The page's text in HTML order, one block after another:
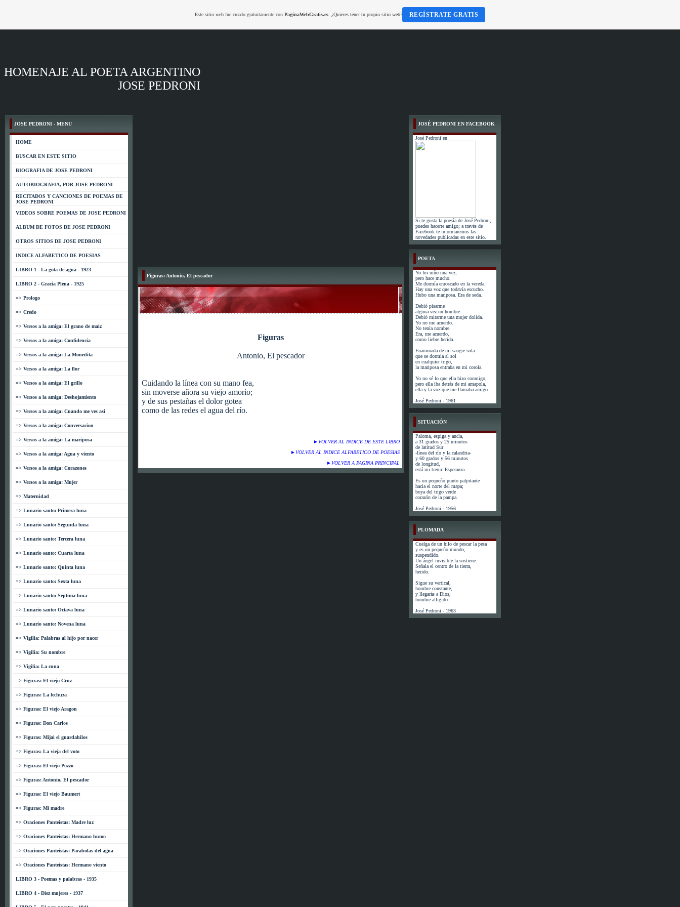
HOMENAJE AL POETA ARGENTINO
JOSE PEDRONI
JOSE PEDRONI - MENU
HOME
BUSCAR EN ESTE SITIO
BIOGRAFIA DE JOSE PEDRONI
AUTOBIOGRAFIA, POR JOSE PEDRONI
RECITADOS Y CANCIONES DE POEMAS DE
JOSE PEDRONI
VIDEOS SOBRE POEMAS DE JOSE PEDRONI
ALBUM DE FOTOS DE JOSE PEDRONI
OTROS SITIOS DE JOSE PEDRONI
INDICE ALFABETICO DE POESIAS
LIBRO 1 - La gota de agua - 1923
LIBRO 2 - Gracia Plena - 1925
=> Prologo
=> Credo
=> Versos a la amiga: El grano de maiz
=> Versos a la amiga: Confidencia
=> Versos a la amiga: La Monedita
=> Versos a la amiga: La flor
=> Versos a la amiga: El grillo
=> Versos a la amiga: Deshojamiento
=> Versos a la amiga: Cuando me ves asi
=> Versos a la amiga: Conversacion
=> Versos a la amiga: La mariposa
=> Versos a la amiga: Agua y viento
=> Versos a la amiga: Corazones
=> Versos a la amiga: Mujer
=> Maternidad
=> Lunario santo: Primera luna
=> Lunario santo: Segunda luna
=> Lunario santo: Tercera luna
=> Lunario santo: Cuarta luna
=> Lunario santo: Quinta luna
=> Lunario santo: Sexta luna
=> Lunario santo: Septima luna
=> Lunario santo: Octava luna
=> Lunario santo: Novena luna
=> Vigilia: Palabras al hijo por nacer
=> Vigilia: Su nombre
=> Vigilia: La cuna
=> Figuras: El viejo Cruz
=> Figuras: La lechuza
=> Figuras: El viejo Aragon
=> Figuras: Don Carlos
=> Figuras: Mijai el guardahilos
=> Figuras: La vieja del voto
=> Figuras: El viejo Pozzo
=> Figuras: Antonio, El pescador
=> Figuras: El viejo Baumert
=> Figuras: Mi madre
=> Oraciones Panteistas: Madre luz
=> Oraciones Panteistas: Hermano humo
=> Oraciones Panteistas: Parabolas del agua
=> Oraciones Panteistas: Hermano viento
LIBRO 3 - Poemas y palabras - 1935
LIBRO 4 - Diez mujeres - 1937
Figuras: Antonio, El pescador
Figuras
Antonio, El pescador
Cuidando la línea con su mano fea,
sin moverse añora su viejo amorío;
y de sus pestañas el dolor gotea
como de las redes el agua del río.
►VOLVER AL INDICE DE ESTE LIBRO
►VOLVER AL INDICE ALFABETICO DE POESIAS
►VOLVER A PAGINA PRINCIPAL
JOSÉ PEDRONI EN FACEBOOK
José Pedroni en
Si te gusta la poesía de José Pedroni,
puedes hacerte amigo; a través de
Facebook te informaremos las
novedades publicadas en este sitio.
POETA
Yo fui niño una vez,
pero hace mucho.
Me dormía enroscado en la vereda.
Hay una voz que todavía escucho.
Hubo una mariposa. Era de seda.
Debió pisarme
alguna vez un hombre.
Debió mirarme una mujer dolida.
Yo no me acuerdo.
No tenía nombre.
Era, me acuerdo,
como liebre herida.
Enamorada de mi sangre sola
que se dormía al sol
en cualquier trigo,
la mariposa entraba en mi corola.
Yo no sé lo que ella hizo conmigo;
pero ella iba detrás de mi amapola,
ella y la voz que me llamaba amigo.
José Pedroni - 1961
SITUACIÓN
Paloma, espiga y ancla,
a 31 grados y 25 minutos
de latitud Sur
-línea del río y la calandria-
y 60 grados y 56 minutos
de longitud,
está mi tierra: Esperanza.
Es un pequeño punto palpitante
hacia el norte del mapa;
boya del trigo verde
corazón de la pampa.
José Pedroni - 1956
PLOMADA
Cuelga de un hilo de pescar la pesa
y es un pequeño mundo,
suspendido.
Un ángel invisible la sostiene.
Señala el centro de la tierra,
herido.
Sigue su vertical,
hombre constante,
y llegarás a Dios,
hombre afligido.
José Pedroni - 1963
Este sitio web fue creado gratuitamente con PaginaWebGratis.es. ¿Quieres tener tu propio sitio web? REGÍSTRATE GRATIS